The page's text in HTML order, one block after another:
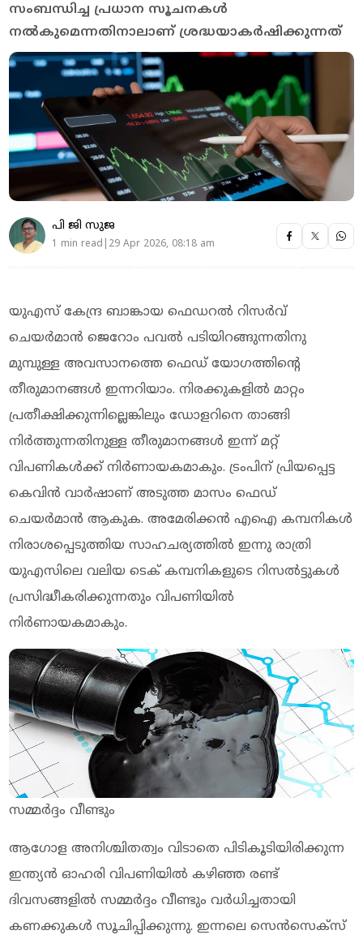
സംബന്ധിച്ച പ്രധാന സൂചനകൾ
നൽകുമെന്നതിനാലാണ് ശ്ര​ദ്ധയാകർഷിക്കുന്നത്
പി ജി സുജ
1 min read|29 Apr 2026, 08:18 am
യുഎസ് കേന്ദ്ര ബാങ്കായ ഫെഡറൽ റിസർവ്
ചെയർമാൻ ജെറോം പവൽ പടിയിറങ്ങുന്നതിനു
മുമ്പുള്ള അവസാനത്തെ ഫെഡ് യോ​ഗത്തിന്റെ
തീരുമാനങ്ങൾ ഇന്നറിയാം. നിരക്കുകളിൽ മാറ്റം
പ്രതീക്ഷിക്കുന്നില്ലെങ്കിലും ഡോളറിനെ താങ്ങി
നിർത്തുന്നതിനുള്ള തീരുമാനങ്ങൾ ഇന്ന് മറ്റ്
വിപണികൾക്ക് നിർണായകമാകും. ട്രംപിന് പ്രിയപ്പെട്ട
കെവിൻ വാർഷാണ് അടുത്ത മാസം ഫെഡ്
ചെയർമാൻ ആകുക. അമേരിക്കൻ എഐ കമ്പനികൾ
നിരാശപ്പെടുത്തിയ സാഹചര്യത്തിൽ ഇന്നു രാത്രി
യുഎസിലെ വലിയ ടെക് കമ്പനികളുടെ റിസൽട്ടുകൾ
പ്രസിദ്ധീകരിക്കുന്നതും വിപണിയിൽ
നിർണായകമാകും.
സമ്മർദ്ദം വീണ്ടും
ആ​ഗോള അനിശ്ചിതത്വം വിടാതെ പിടികൂടിയിരിക്കുന്ന
ഇന്ത്യൻ ഓഹരി വിപണിയിൽ കഴിഞ്ഞ രണ്ട്
ദിവസങ്ങളിൽ സമ്മർദ്ദം വീണ്ടും വർധിച്ചതായി
കണക്കുകൾ സൂചിപ്പിക്കുന്നു. ഇന്നലെ സെൻസെക്സ്